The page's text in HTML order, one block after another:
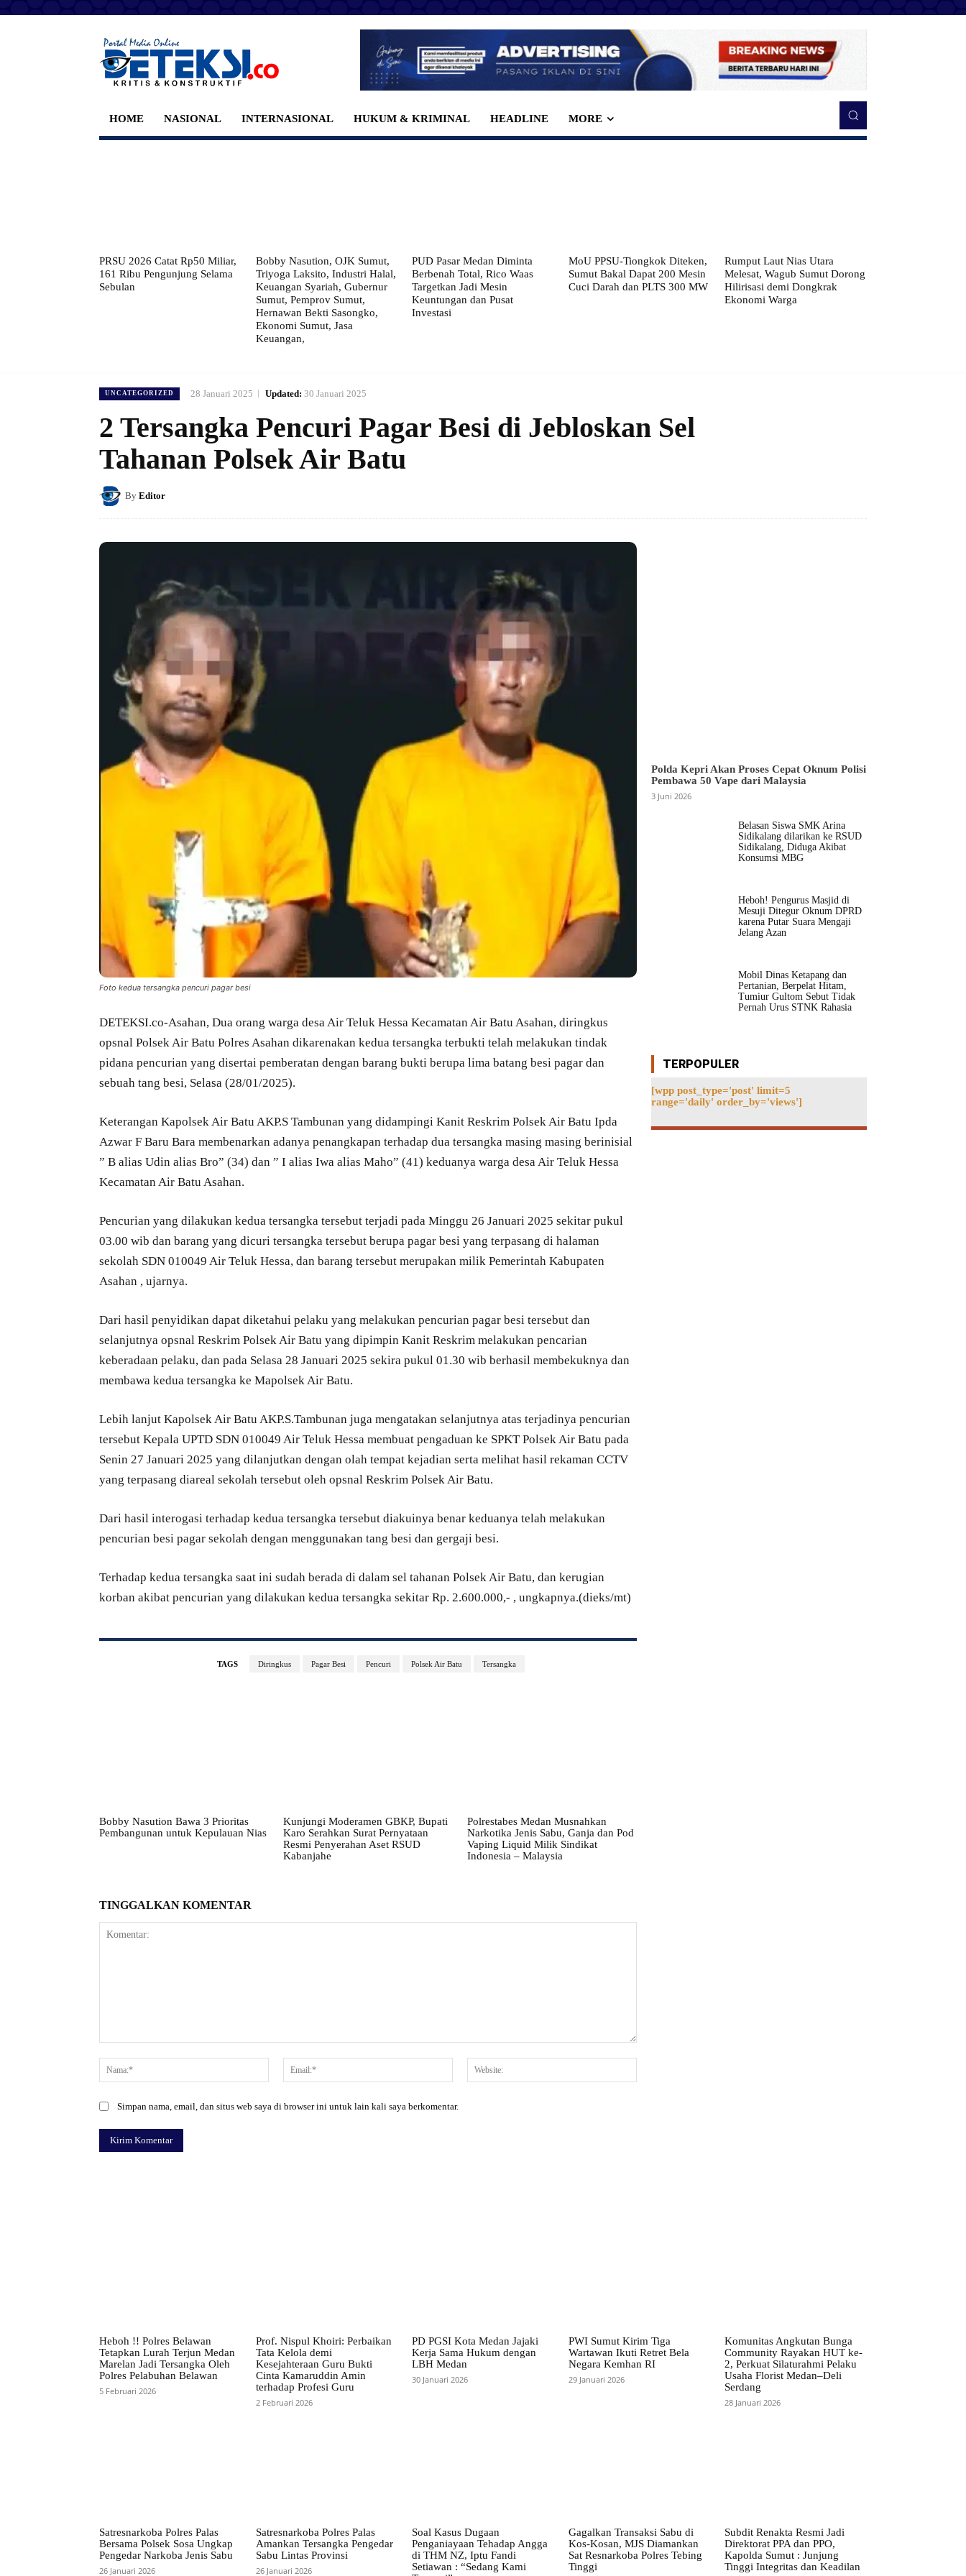
HOME NASIONAL INTERNASIONAL HUKUM & KRIMINAL HEADLINE MORE
PRSU 2026 Catat Rp50 Miliar,
161 Ribu Pengunjung Selama
Sebulan
Bobby Nasution, OJK Sumut,
Triyoga Laksito, Industri Halal,
Keuangan Syariah, Gubernur
Sumut, Pemprov Sumut,
Hernawan Bekti Sasongko,
Ekonomi Sumut, Jasa
Keuangan,
PUD Pasar Medan Diminta
Berbenah Total, Rico Waas
Targetkan Jadi Mesin
Keuntungan dan Pusat
Investasi
MoU PPSU-Tiongkok Diteken,
Sumut Bakal Dapat 200 Mesin
Cuci Darah dan PLTS 300 MW
Rumput Laut Nias Utara
Melesat, Wagub Sumut Dorong
Hilirisasi demi Dongkrak
Ekonomi Warga
UNCATEGORIZED 28 Januari 2025 Updated: 30 Januari 2025
2 Tersangka Pencuri Pagar Besi di Jebloskan Sel
Tahanan Polsek Air Batu
By Editor
Foto kedua tersangka pencuri pagar besi
DETEKSI.co-Asahan, Dua orang warga desa Air Teluk Hessa Kecamatan Air Batu Asahan, diringkus
opsnal Polsek Air Batu Polres Asahan dikarenakan kedua tersangka terbukti telah melakukan tindak
pidana pencurian yang disertai pemberatan dengan barang bukti berupa lima batang besi pagar dan
sebuah tang besi, Selasa (28/01/2025).
Keterangan Kapolsek Air Batu AKP.S Tambunan yang didampingi Kanit Reskrim Polsek Air Batu Ipda
Azwar F Baru Bara membenarkan adanya penangkapan terhadap dua tersangka masing masing berinisial
” B alias Udin alias Bro” (34) dan ” I alias Iwa alias Maho” (41) keduanya warga desa Air Teluk Hessa
Kecamatan Air Batu Asahan.
Pencurian yang dilakukan kedua tersangka tersebut terjadi pada Minggu 26 Januari 2025 sekitar pukul
03.00 wib dan barang yang dicuri tersangka tersebut berupa pagar besi yang terpasang di halaman
sekolah SDN 010049 Air Teluk Hessa, dan barang tersebut merupakan milik Pemerintah Kabupaten
Asahan , ujarnya.
Dari hasil penyidikan dapat diketahui pelaku yang melakukan pencurian pagar besi tersebut dan
selanjutnya opsnal Reskrim Polsek Air Batu yang dipimpin Kanit Reskrim melakukan pencarian
keberadaan pelaku, dan pada Selasa 28 Januari 2025 sekira pukul 01.30 wib berhasil membekuknya dan
membawa kedua tersangka ke Mapolsek Air Batu.
Lebih lanjut Kapolsek Air Batu AKP.S.Tambunan juga mengatakan selanjutnya atas terjadinya pencurian
tersebut Kepala UPTD SDN 010049 Air Teluk Hessa membuat pengaduan ke SPKT Polsek Air Batu pada
Senin 27 Januari 2025 yang dilanjutkan dengan olah tempat kejadian serta melihat hasil rekaman CCTV
yang terpasang diareal sekolah tersebut oleh opsnal Reskrim Polsek Air Batu.
Dari hasil interogasi terhadap kedua tersangka tersebut diakuinya benar keduanya telah melakukan
pencurian besi pagar sekolah dengan menggunakan tang besi dan gergaji besi.
Terhadap kedua tersangka saat ini sudah berada di dalam sel tahanan Polsek Air Batu, dan kerugian
korban akibat pencurian yang dilakukan kedua tersangka sekitar Rp. 2.600.000,- , ungkapnya.(dieks/mt)
TAGS Diringkus Pagar Besi Pencuri Polsek Air Batu Tersangka
Bobby Nasution Bawa 3 Prioritas
Pembangunan untuk Kepulauan Nias
Kunjungi Moderamen GBKP, Bupati
Karo Serahkan Surat Pernyataan
Resmi Penyerahan Aset RSUD
Kabanjahe
Polrestabes Medan Musnahkan
Narkotika Jenis Sabu, Ganja dan Pod
Vaping Liquid Milik Sindikat
Indonesia – Malaysia
TINGGALKAN KOMENTAR
Nama:*
Email:*
Simpan nama, email, dan situs web saya di browser ini untuk lain kali saya berkomentar.
Polda Kepri Akan Proses Cepat Oknum Polisi
Pembawa 50 Vape dari Malaysia
3 Juni 2026
Belasan Siswa SMK Arina
Sidikalang dilarikan ke RSUD
Sidikalang, Diduga Akibat
Konsumsi MBG
Heboh! Pengurus Masjid di
Mesuji Ditegur Oknum DPRD
karena Putar Suara Mengaji
Jelang Azan
Mobil Dinas Ketapang dan
Pertanian, Berpelat Hitam,
Tumiur Gultom Sebut Tidak
Pernah Urus STNK Rahasia
TERPOPULER
[wpp post_type='post' limit=5
range='daily' order_by='views']
Heboh !! Polres Belawan
Tetapkan Lurah Terjun Medan
Marelan Jadi Tersangka Oleh
Polres Pelabuhan Belawan
5 Februari 2026
Prof. Nispul Khoiri: Perbaikan
Tata Kelola demi
Kesejahteraan Guru Bukti
Cinta Kamaruddin Amin
terhadap Profesi Guru
2 Februari 2026
PD PGSI Kota Medan Jajaki
Kerja Sama Hukum dengan
LBH Medan
30 Januari 2026
PWI Sumut Kirim Tiga
Wartawan Ikuti Retret Bela
Negara Kemhan RI
29 Januari 2026
Komunitas Angkutan Bunga
Community Rayakan HUT ke-
2, Perkuat Silaturahmi Pelaku
Usaha Florist Medan–Deli
Serdang
28 Januari 2026
Satresnarkoba Polres Palas
Bersama Polsek Sosa Ungkap
Pengedar Narkoba Jenis Sabu
26 Januari 2026
Satresnarkoba Polres Palas
Amankan Tersangka Pengedar
Sabu Lintas Provinsi
26 Januari 2026
Soal Kasus Dugaan
Penganiayaan Tehadap Angga
di THM NZ, Iptu Fandi
Setiawan : “Sedang Kami
Gagalkan Transaksi Sabu di
Kos-Kosan, MJS Diamankan
Sat Resnarkoba Polres Tebing
Tinggi
Subdit Renakta Resmi Jadi
Direktorat PPA dan PPO,
Kapolda Sumut : Junjung
Tinggi Integritas dan Keadilan